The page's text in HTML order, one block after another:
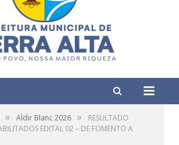
» Aldir Blanc 2026 »
RESULTADO
EDITAL 02 – DE FOMENTO A